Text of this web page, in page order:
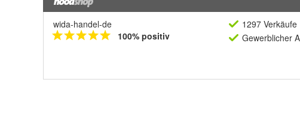
wida-handel-de
100% positiv
1297 Verkäufe
Gewerblicher